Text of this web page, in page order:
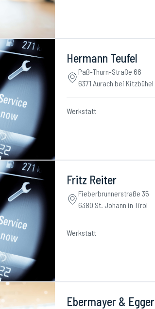
Hermann Teufel
Paß-Thurn-Straße 66
6371 Aurach bei Kitzbühel
Werkstatt
Fritz Reiter
Fieberbrunnerstraße 35
6380 St. Johann in Tirol
Werkstatt
Ebermayer & Egger